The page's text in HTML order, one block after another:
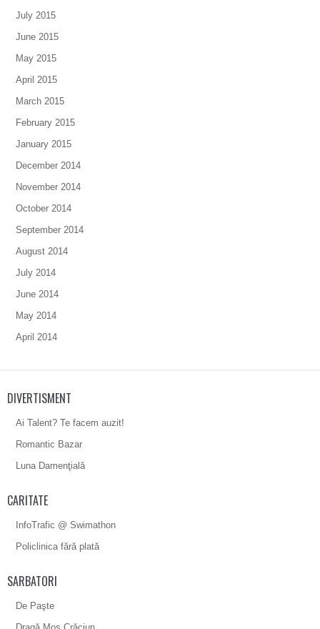
July 2015
June 2015
May 2015
April 2015
March 2015
February 2015
January 2015
December 2014
November 2014
October 2014
September 2014
August 2014
July 2014
June 2014
May 2014
April 2014
DIVERTISMENT
Ai Talent? Te facem auzit!
Romantic Bazar
Luna Damenţială
CARITATE
InfoTrafic @ Swimathon
Policlinica fără plată
SARBATORI
De Paşte